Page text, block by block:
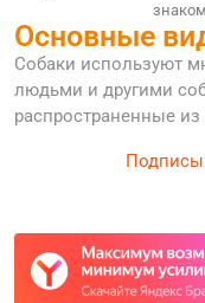
Основные
Собаки используют
людьми и другими
распространенные из